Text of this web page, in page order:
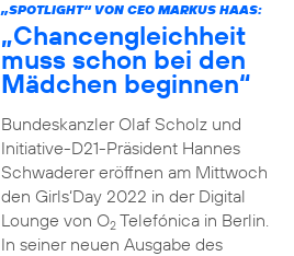
„SPOTLIGHT“ VON CEO MARKUS HAAS:
„Chancengleichheit
muss schon bei den
Mädchen beginnen“
Bundeskanzler Olaf Scholz und
Initiative-D21-Präsident Hannes
Schwaderer eröffnen am Mittwoch
den Girls‘Day 2022 in der Digital
Lounge von O2Telefónica in Berlin.
In seiner neuen Ausgabe des